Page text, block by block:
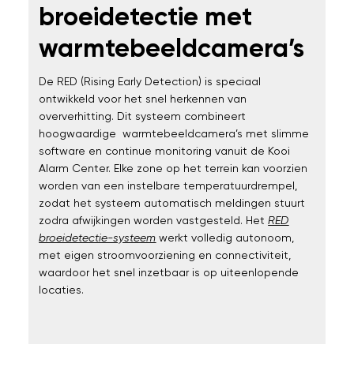
broeidetectie met
warmtebeeldcamera’s
De RED (Rising Early Detection) is speciaal
ontwikkeld voor het snel herkennen van
oververhitting. Dit systeem combineert
hoogwaardige warmtebeeldcamera’s met slimme
software en continue monitoring vanuit de Kooi
Alarm Center. Elke zone op het terrein kan voorzien
worden van een instelbare temperatuurdrempel,
zodat het systeem automatisch meldingen stuurt
zodra afwijkingen worden vastgesteld. HetRED
broeidetectie-systeem werkt volledig autonoom,
met eigen stroomvoorziening en connectiviteit,
waardoor het snel inzetbaar is op uiteenlopende
locaties.